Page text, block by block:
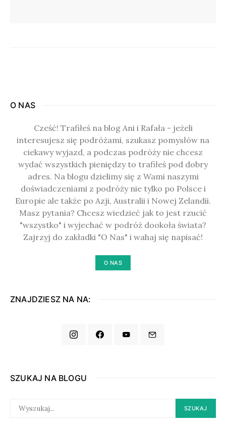
O NAS
Cześć! Trafiłeś na blog Ani i Rafała - jeżeli
interesujesz się podróżami, szukasz pomysłów na
ciekawy wyjazd, a podczas podróży nie chcesz
wydać wszystkich pieniędzy to trafiłeś pod dobry
adres. Na blogu dzielimy się z Wami naszymi
doświadczeniami z podróży nie tylko po Polsce i
Europie ale także po Azji, Australii i Nowej Zelandii.
Masz pytania? Chcesz wiedzieć jak to jest rzucić
"wszystko" i wyjechać w podróż dookoła świata?
Zajrzyj do zakładki "O Nas" i wahaj się napisać!
O NAS
ZNAJDZIESZ NA NA:
SZUKAJ NA BLOGU
FOR:
SZUKAJ